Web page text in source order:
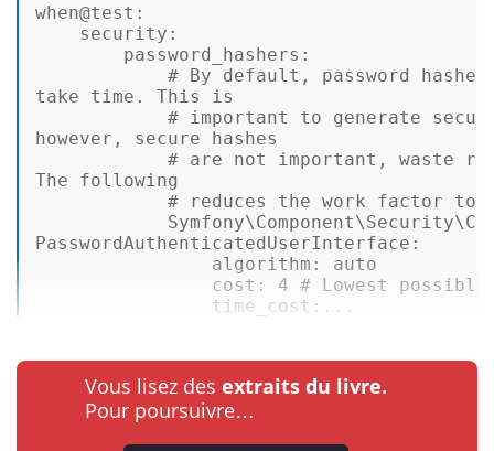
when@test:
security:
password_hashers:
# By default, password
take
time. This
is
# important to generate
however,
secure
hashes
# are not important, waste
The
following
# reduces the work factor
PasswordAuthenticatedUserInterface:
algorithm:
auto
cost:
4 # Lowest
time_cost:...
Vous lisez des extraits du livre.
Pour poursuivre…